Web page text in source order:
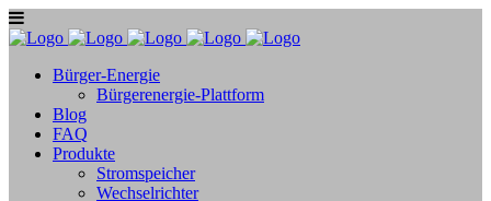
Bürger-Energie
Bürgerenergie-Plattform
Blog
FAQ
Produkte
Stromspeicher
Wechselrichter